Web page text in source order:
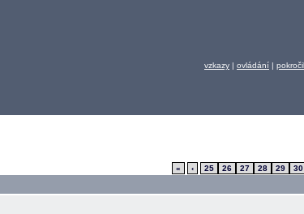
vzkazy | ovládání |
« ‹ 25 26 27 28 29 30